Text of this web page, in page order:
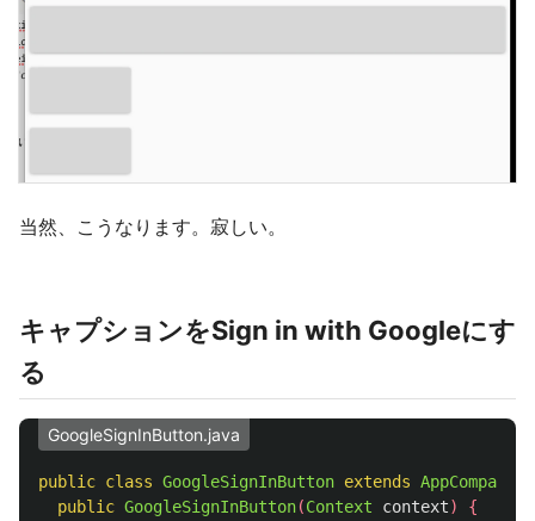
当然、こうなります。寂しい。
キャプションをSign in with Googleにす
る
GoogleSignInButton.java
public class GoogleSignInButton extends
public GoogleSignInButton(Context context)
{